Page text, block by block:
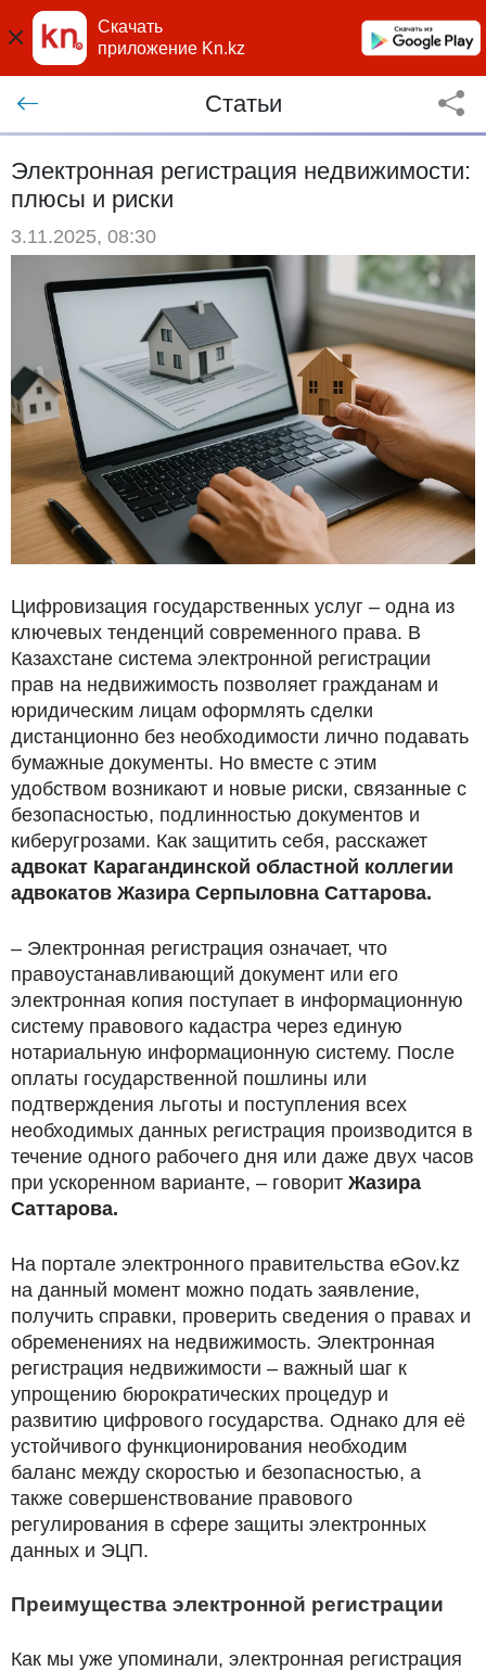
Скачать
приложение Kn.kz
Статьи
Электронная регистрация недвижимости:
плюсы и риски
3.11.2025, 08:30
Цифровизация государственных услуг – одна из
ключевых тенденций современного права. В
Казахстане система электронной регистрации
прав на недвижимость позволяет гражданам и
юридическим лицам оформлять сделки
дистанционно без необходимости лично подавать
бумажные документы. Но вместе с этим
удобством возникают и новые риски, связанные с
безопасностью, подлинностью документов и
киберугрозами. Как защитить себя, расскажет
адвокат Карагандинской областной коллегии
адвокатов Жазира Серпыловна Саттарова.
– Электронная регистрация означает, что
правоустанавливающий документ или его
электронная копия поступает в информационную
систему правового кадастра через единую
нотариальную информационную систему. После
оплаты государственной пошлины или
подтверждения льготы и поступления всех
необходимых данных регистрация производится в
течение одного рабочего дня или даже двух часов
при ускоренном варианте, – говорит Жазира
Саттарова.
На портале электронного правительства eGov.kz
на данный момент можно подать заявление,
получить справки, проверить сведения о правах и
обременениях на недвижимость. Электронная
регистрация недвижимости – важный шаг к
упрощению бюрократических процедур и
развитию цифрового государства. Однако для её
устойчивого функционирования необходим
баланс между скоростью и безопасностью, а
также совершенствование правового
регулирования в сфере защиты электронных
данных и ЭЦП.
Преимущества электронной регистрации
Как мы уже упоминали, электронная регистрация